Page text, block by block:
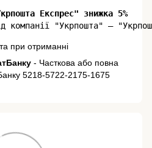
Експрес" знижка 5%
при отриманні
- Часткова або повна
5218-5722-2175-1675